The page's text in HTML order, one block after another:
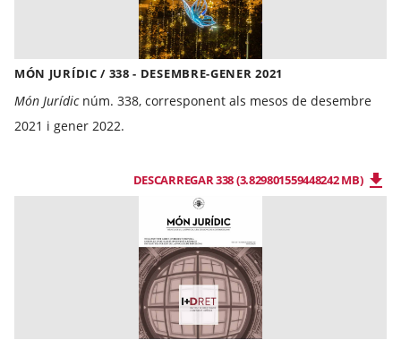
MÓN JURÍDIC / 338 - DESEMBRE-GENER 2021
Món Jurídicnúm. 338, corresponent als mesos de desembre
2021 i gener 2022.
DESCARREGAR 338 (3.829801559448242 MB)